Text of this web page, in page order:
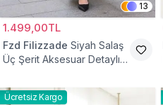
13
1.499,00TL
Fzd Filizzade Siyah Salaş
Üç Şerit Aksesuar Detaylı
Ücretsiz Kargo